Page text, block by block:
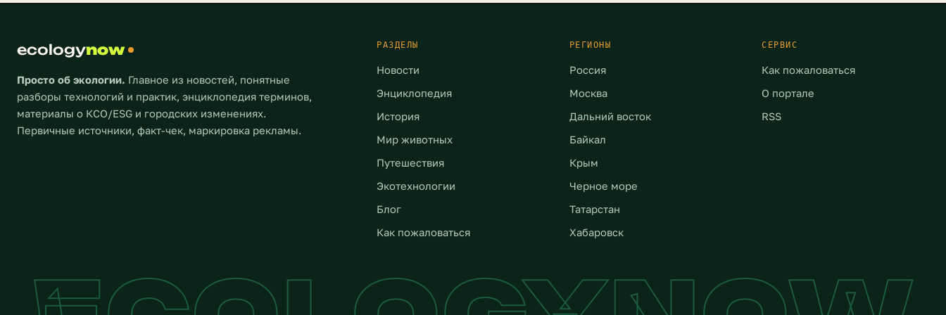
обращение. Это руководство
действовать при обнаружении
эффективно […]
подготовили материал, которые
ecologynow
Просто об экологии. Главное из новостей, понятные
разборы технологий и практик, энциклопедия терминов,
материалы о КСО/ESG и городских изменениях.
Первичные источники, факт-чек, маркировка рекламы.
РАЗДЕЛЫ
Новости
Энциклопедия
История
Мир животных
Путешествия
Экотехнологии
Блог
Как пожаловаться
РЕГИОНЫ
Россия
Москва
Дальний восток
Байкал
Крым
Черное море
Татарстан
Хабаровск
СЕРВИС
Как пожаловаться
О портале
RSS